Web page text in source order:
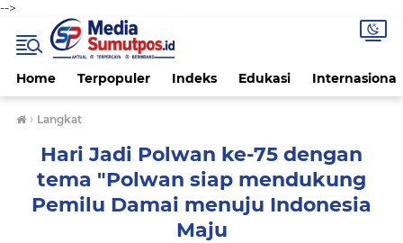
-->
Home Terpopuler Indeks Edukasi Internasional
› Langkat
Hari Jadi Polwan ke-75 dengan
tema "Polwan siap mendukung
Pemilu Damai menuju Indonesia
Maju